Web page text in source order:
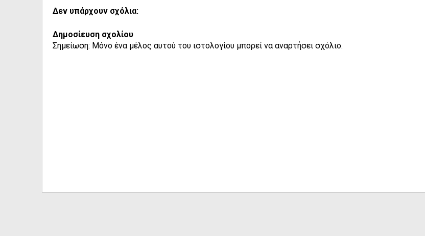
Δεν υπάρχουν σχόλια:
Δημοσίευση σχολίου
Σημείωση: Μόνο ένα μέλος αυτού του ιστολογίου μπορεί να αναρτήσει σχόλιο.